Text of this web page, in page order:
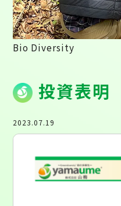
Bio Diversity
投資表明
2023.07.19